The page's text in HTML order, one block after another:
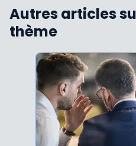
Autres articles
thème